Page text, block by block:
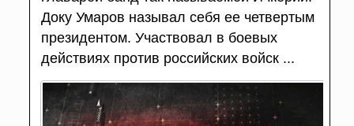
Доку Умаров называл себя ее четвертым
президентом. Участвовал в боевых
действиях против российских войск ...